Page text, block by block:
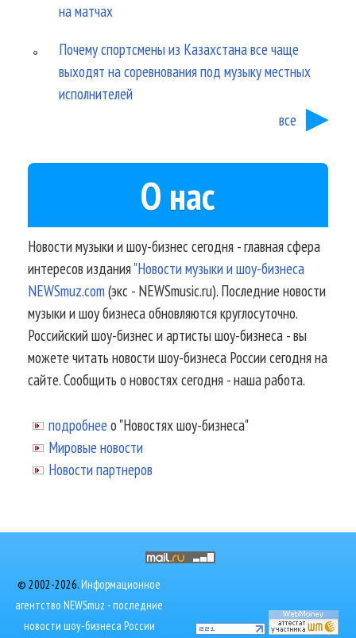
на матчах
Почему спортсмены из Казахстана все чаще
выходят на соревнования под музыку местных
исполнителей
все
О нас
Новости музыки и шоу-бизнес сегодня - главная сфера
интересов издания"Новости музыки и шоу-бизнеса
NEWSmuz.com(экс - NEWSmusic.ru). Последние новости
музыки и шоу бизнеса обновляются круглосуточно.
Российский шоу-бизнес и артисты шоу-бизнеса - вы
можете читать новости шоу-бизнеса России сегодня на
сайте. Сообщить о новостях сегодня - наша работа.
подробнее о "Новостях шоу-бизнеса"
Мировые новости
Новости партнеров
© 2002-2026.Информационное
агентство NEWSmuz - последние
новости шоу-бизнеса России